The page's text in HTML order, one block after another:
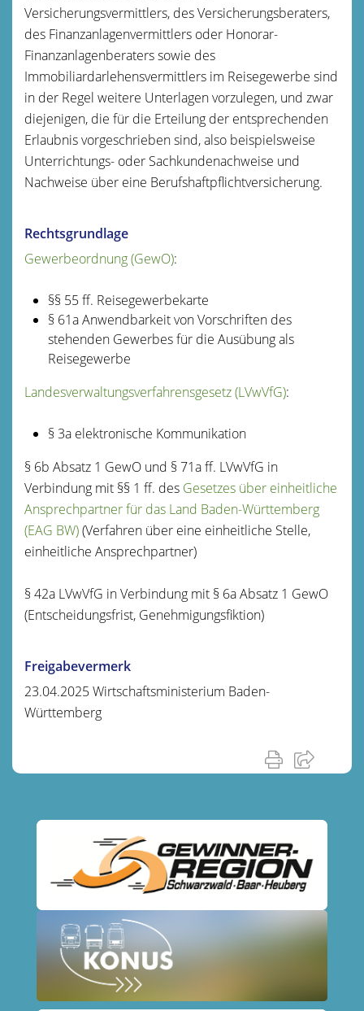
Versicherungsvermittlers, des Versicherungsberaters,
des Finanzanlagenvermittlers oder Honorar-
Finanzanlagenberaters sowie des
Immobiliardarlehensvermittlers im Reisegewerbe sind
in der Regel weitere Unterlagen vorzulegen, und zwar
diejenigen, die für die Erteilung der entsprechenden
Erlaubnis vorgeschrieben sind, also beispielsweise
Unterrichtungs- oder Sachkundenachweise und
Nachweise über eine Berufshaftpflichtversicherung.
Rechtsgrundlage
Gewerbeordnung (GewO):
§§ 55ff. Reisegewerbekarte
§ 61a Anwendbarkeit von Vorschriften des
stehenden Gewerbes für die Ausübung als
Reisegewerbe
Landesverwaltungsverfahrensgesetz (LVwVfG):
§ 3a elektronische Kommunikation
§ 6b Absatz 1 GewO und § 71a ff. LVwVfG in
Verbindung mit §§ 1 ff. des Gesetzes über einheitliche
Ansprechpartner für das Land Baden-Württemberg
(EAG BW)(Verfahren über eine einheitliche Stelle,
einheitliche Ansprechpartner)
§ 42a LVwVfG in Verbindung mit § 6a Absatz 1 GewO
(Entscheidungsfrist, Genehmigungsfiktion)
Freigabevermerk
23.04.2025 Wirtschaftsministerium Baden-
Württemberg